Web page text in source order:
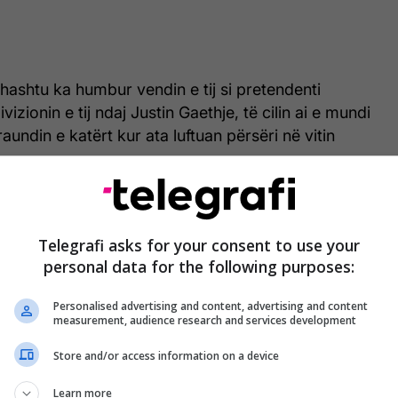
ka humbur vendin e tij si pretendenti
e tij ndaj Justin Gaethje, të cilin ai e mundi
e katërt kur ata luftuan përsëri në vitin
Telegrafi asks for your consent to use your
personal data for the following purposes:
Personalised advertising and content, advertising and content
measurement, audience research and services development
Store and/or access information on a device
Learn more